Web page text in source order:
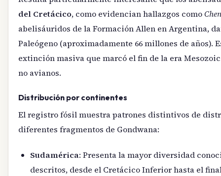
del Cretácico, como evidencian hallazgos como
abelisáuridos de la Formación Allen en Argentina,
Paleógeno (aproximadamente 66 millones de años).
extinción masiva que marcó el fin de la era
no avianos.
Distribución por continentes
El registro fósil muestra patrones distintivos de
diferentes fragmentos de Gondwana:
Sudamérica: Presenta la mayor diversidad
descritos, desde el Cretácico Inferior hasta el